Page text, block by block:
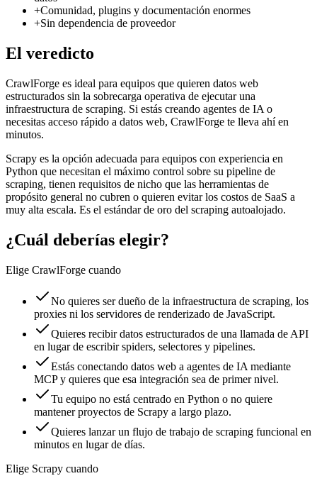
+Comunidad, plugins y documentación enormes
+Sin dependencia de proveedor
El veredicto
CrawlForge es ideal para equipos que quieren datos web
estructurados sin la sobrecarga operativa de ejecutar una
infraestructura de scraping. Si estás creando agentes de IA o
necesitas acceso rápido a datos web, CrawlForge te lleva ahí en
minutos.
Scrapy es la opción adecuada para equipos con experiencia en
Python que necesitan el máximo control sobre su pipeline de
scraping, tienen requisitos de nicho que las herramientas de
propósito general no cubren o quieren evitar los costos de SaaS a
muy alta escala. Es el estándar de oro del scraping autoalojado.
¿Cuál deberías elegir?
Elige CrawlForge cuando
No quieres ser dueño de la infraestructura de scraping, los
proxies ni los servidores de renderizado de JavaScript.
Quieres recibir datos estructurados de una llamada de API
en lugar de escribir spiders, selectores y pipelines.
Estás conectando datos web a agentes de IA mediante
MCP y quieres que esa integración sea de primer nivel.
Tu equipo no está centrado en Python o no quiere
mantener proyectos de Scrapy a largo plazo.
Quieres lanzar un flujo de trabajo de scraping funcional en
minutos en lugar de días.
Elige Scrapy cuando